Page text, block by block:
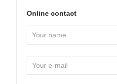
Online contact